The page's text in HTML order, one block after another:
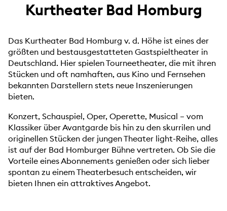
Kurtheater Bad Homburg
Das Kurtheater Bad Homburg v. d. Höhe ist eines der
größten und bestausgestatteten Gastspieltheater in
Deutschland. Hier spielen Tourneetheater, die mit ihren
Stücken und oft namhaften, aus Kino und Fernsehen
bekannten Darstellern stets neue Inszenierungen
bieten.
Konzert, Schauspiel, Oper, Operette, Musical – vom
Klassiker über Avantgarde bis hin zu den skurrilen und
originellen Stücken der jungen Theater light-Reihe, alles
ist auf der Bad Homburger Bühne vertreten. Ob Sie die
Vorteile eines Abonnements genießen oder sich lieber
spontan zu einem Theaterbesuch entscheiden, wir
bieten Ihnen ein attraktives Angebot.